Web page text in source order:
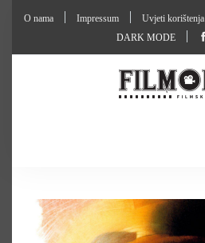
O nama Impressum Uvjeti korištenja
DARK MODE